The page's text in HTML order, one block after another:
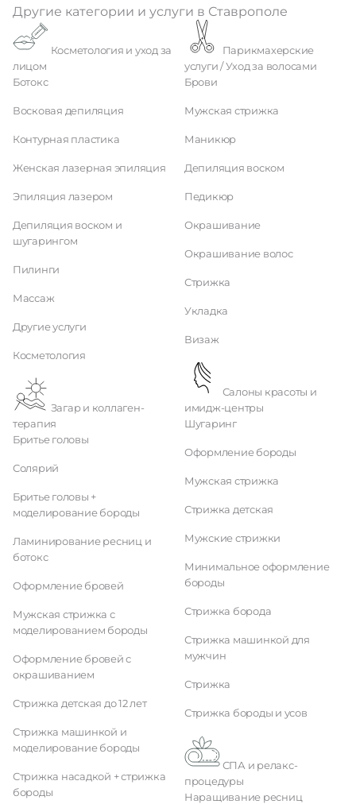
Другие категории и услуги в Ставрополе
лицом
Ботокс
Восковая депиляция
Контурная пластика
Женская лазерная эпиляция
Эпиляция лазером
Депиляция воском и
шугарингом
Пилинги
Массаж
Другие услуги
Косметология
терапия
Бритье головы
Солярий
Бритье головы +
моделирование бороды
Ламинирование ресниц и
ботокс
Оформление бровей
Мужская стрижка с
моделированием бороды
Оформление бровей с
окрашиванием
Стрижка детская до 12 лет
Стрижка машинкой и
моделирование бороды
Стрижка насадкой + стрижка
бороды
услуги / Уход за волосами
Брови
Мужская стрижка
Маникюр
Депиляция воском
Педикюр
Окрашивание
Окрашивание волос
Стрижка
Укладка
Визаж
имидж-центры
Шугаринг
Оформление бороды
Мужская стрижка
Стрижка детская
Мужские стрижки
Минимальное оформление
бороды
Стрижка борода
Стрижка машинкой для
мужчин
Стрижка
Стрижка бороды и усов
процедуры
Наращивание ресниц